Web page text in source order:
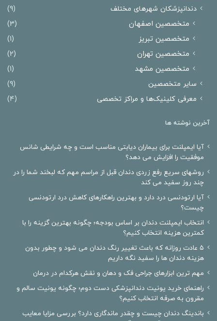
دندانپزشکان شهرهای مختلف
(9)
متخصصین اصفهان
(3)
متخصصین تبریز
(1)
متخصصین تهران
(2)
متخصصین مشهد
(1)
سایر متخصصین
(9)
معرفی کلینیک‌ها و مراکز تخصصی
(4)
آخرین نوشته ها
آیا ایمپلنت برای بیماران دیابتی مناسب است و چه شرایطی شانس
موفقیت را افزایش می دهد؟
روشهای سریع رفع زردی دندان قبل از مراسم مهم که لبخند شما را در
چند روز سفید می کند
آیا ارتودنسی درد دارد و بهترین راهکارهای کاهش درد ارتودنسی
چیست؟
انتخاب ایمپلنت دندان بر اساس بودجه؛ چگونه بهترین گزینه را با
کمترین هزینه انتخاب کنیم؟
۵ عادت روزانه که باعث تغییر رنگ دندان می شود و چطور بدون
هزینه دندان ها را سفید نگه داریم
مهم ترین ابزارهای جراحی فک و دهان و نقش هرکدام در درمان
راهنمای خرید یونیت دندانپزشکی دست دوم؛ چگونه یونیت سالم و
مقرون به صرفه انتخاب کنیم؟
باندینگ دندان چیست و چقدر ماندگاری دارد؟ بررسی مزایا معایب